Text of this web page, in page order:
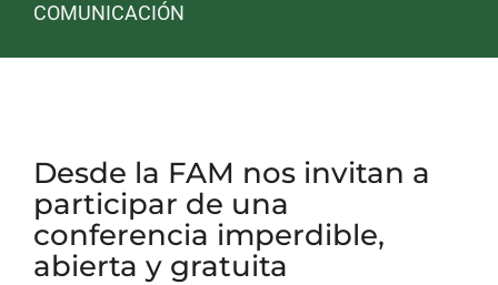
COMUNICACIÓN
Desde la FAM nos invitan a
participar de una
conferencia imperdible,
abierta y gratuita